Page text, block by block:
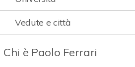
Vedute e città
Chi è Paolo Ferrari